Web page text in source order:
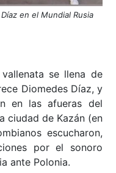
en el Mundial Rusia
se llena de
Diomedes Díaz, y
en las afueras del
ciudad de Kazán (en
escucharon,
por el sonoro
ante Polonia.